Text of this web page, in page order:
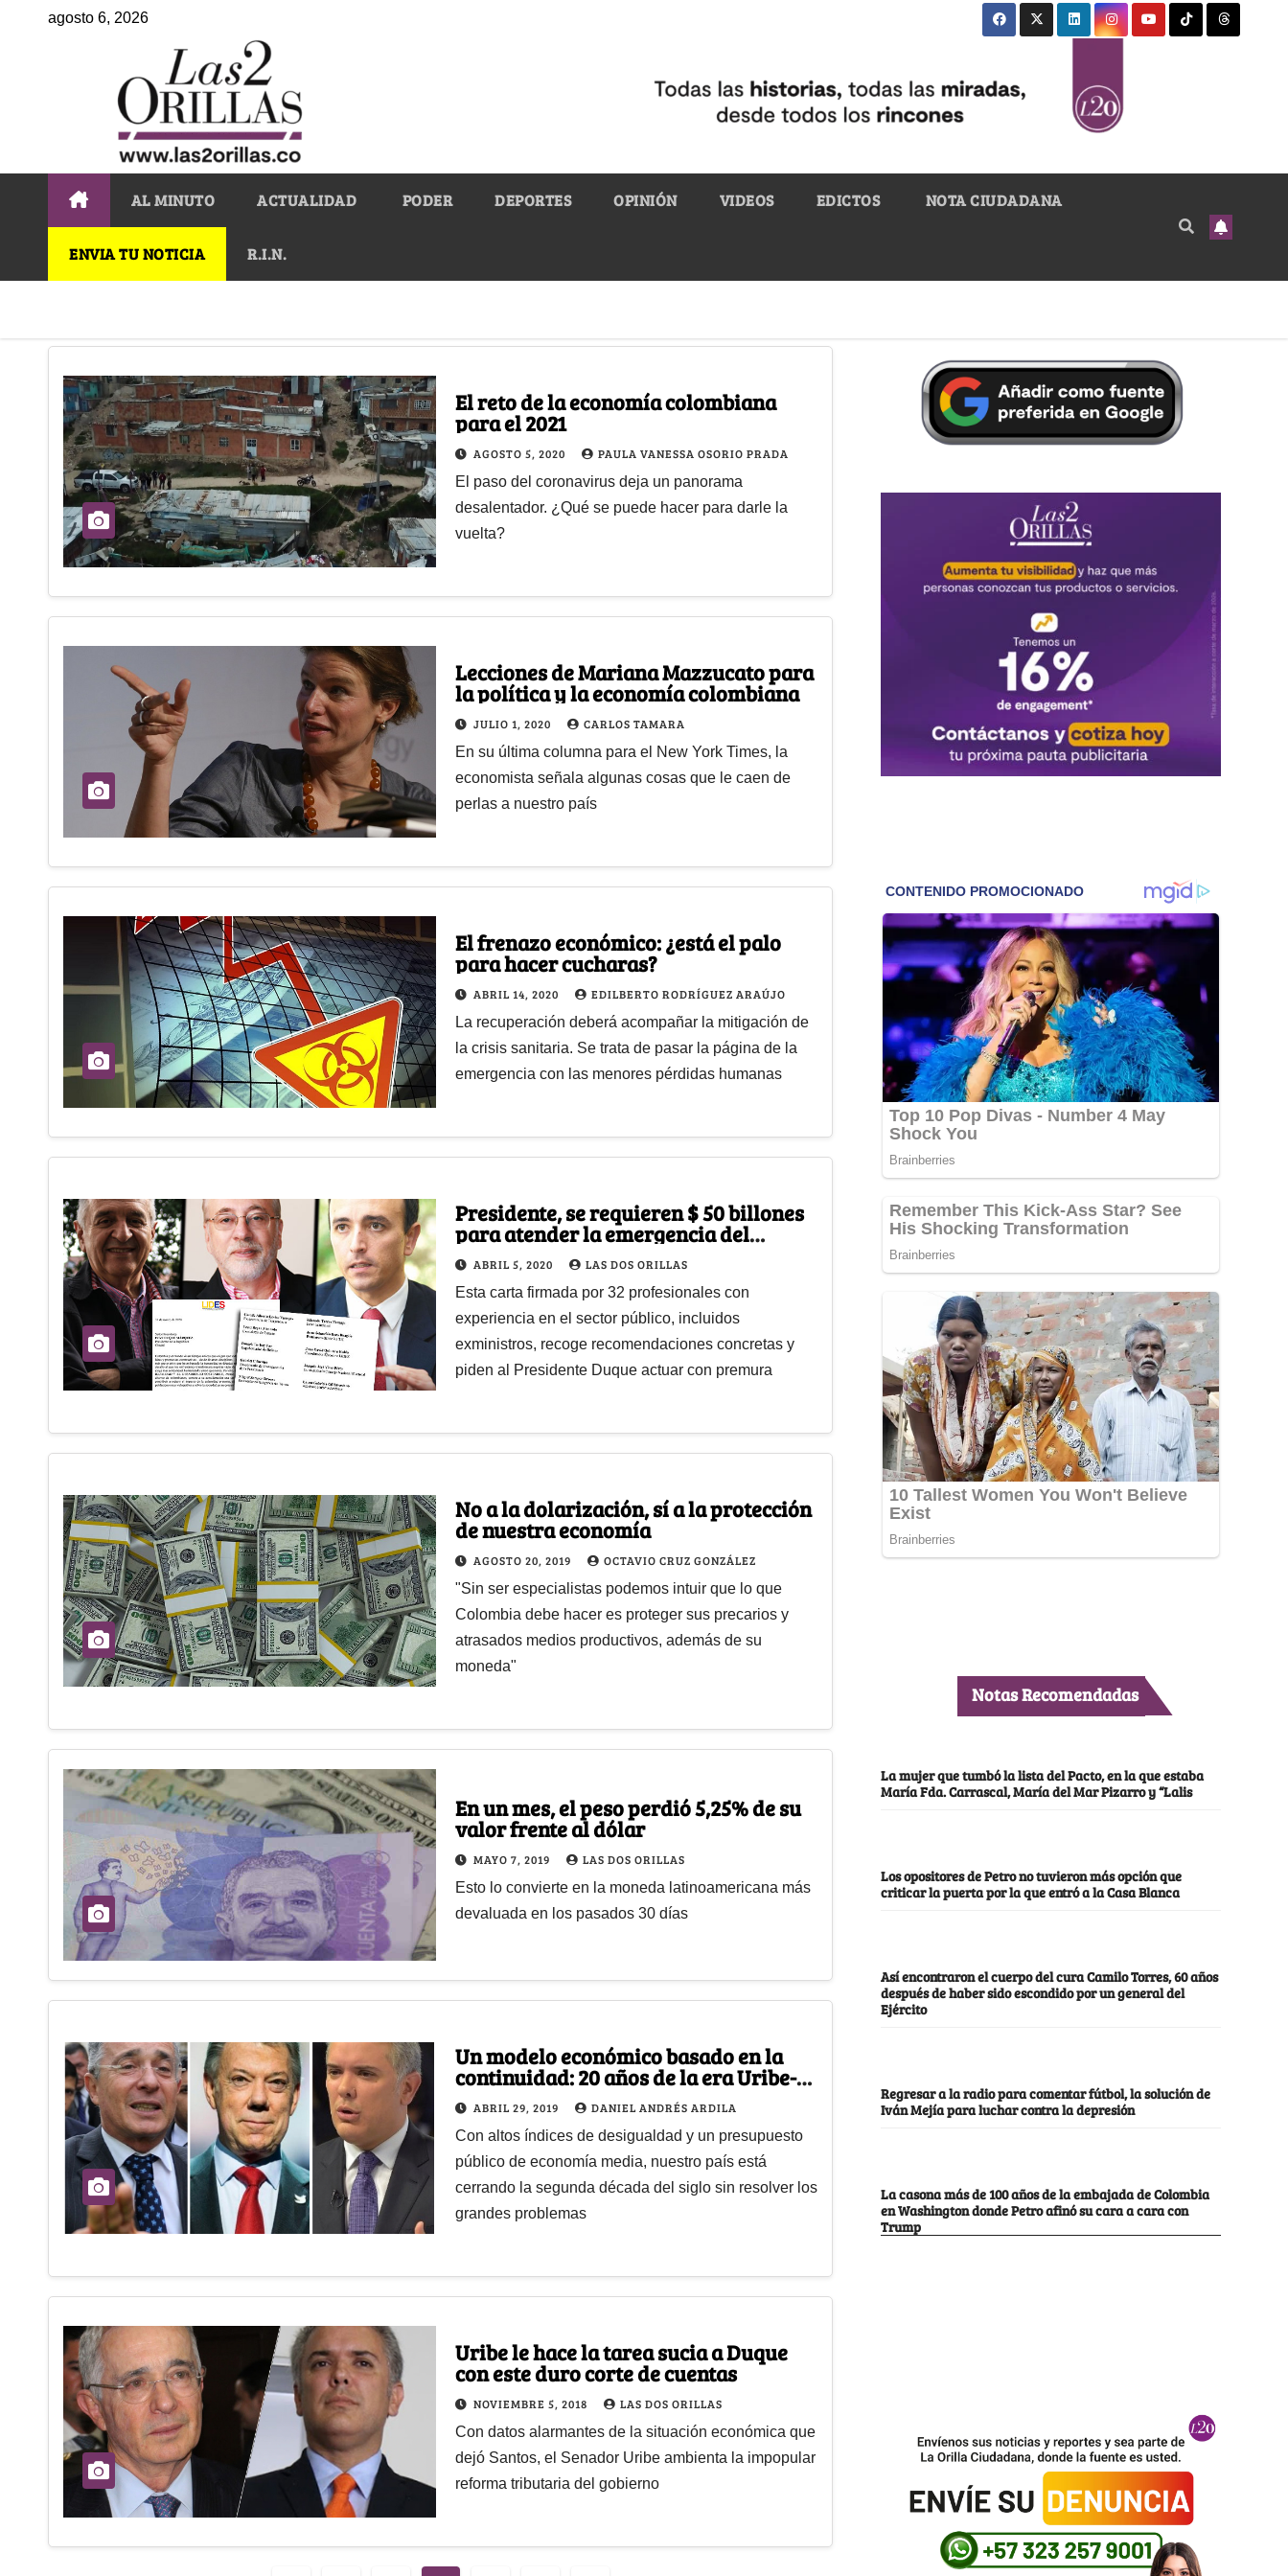
agosto 6, 2026
AL MINUTO ACTUALIDAD PODER DEPORTES OPINIÓN VIDEOS EDICTOS NOTA CIUDADANA
ENVIA TU NOTICIA R.I.N.
El reto de la economía colombiana
para el 2021
AGOSTO 5, 2020 PAULA VANESSA OSORIO PRADA
El paso del coronavirus deja un panorama
desalentador. ¿Qué se puede hacer para darle la
vuelta?
Lecciones de Mariana Mazzucato para
la política y la economía colombiana
JULIO 1, 2020 CARLOS TAMARA
En su última columna para el New York Times, la
economista señala algunas cosas que le caen de
perlas a nuestro país
El frenazo económico: ¿está el palo
para hacer cucharas?
ABRIL 14, 2020 EDILBERTO RODRÍGUEZ ARAÚJO
La recuperación deberá acompañar la mitigación de
la crisis sanitaria. Se trata de pasar la página de la
emergencia con las menores pérdidas humanas
Presidente, se requieren $ 50 billones
para atender la emergencia del
coronavirus
ABRIL 5, 2020 LAS DOS ORILLAS
Esta carta firmada por 32 profesionales con
experiencia en el sector público, incluidos
exministros, recoge recomendaciones concretas y
piden al Presidente Duque actuar con premura
No a la dolarización, sí a la protección
de nuestra economía
AGOSTO 20, 2019 OCTAVIO CRUZ GONZÁLEZ
"Sin ser especialistas podemos intuir que lo que
Colombia debe hacer es proteger sus precarios y
atrasados medios productivos, además de su
moneda"
En un mes, el peso perdió 5,25% de su
valor frente al dólar
MAYO 7, 2019 LAS DOS ORILLAS
Esto lo convierte en la moneda latinoamericana más
devaluada en los pasados 30 días
Un modelo económico basado en la
continuidad: 20 años de la era Uribe-
Santos-Duque
ABRIL 29, 2019 DANIEL ANDRÉS ARDILA
Con altos índices de desigualdad y un presupuesto
público de economía media, nuestro país está
cerrando la segunda década del siglo sin resolver los
grandes problemas
Uribe le hace la tarea sucia a Duque
con este duro corte de cuentas
NOVIEMBRE 5, 2018 LAS DOS ORILLAS
Con datos alarmantes de la situación económica que
dejó Santos, el Senador Uribe ambienta la impopular
reforma tributaria del gobierno
Notas Recomendadas
La mujer que tumbó la lista del Pacto, en la que estaba
María Fda. Carrascal, María del Mar Pizarro y “Lalis
Los opositores de Petro no tuvieron más opción que
criticar la puerta por la que entró a la Casa Blanca
Así encontraron el cuerpo del cura Camilo Torres, 60 años
después de haber sido escondido por un general del
Ejército
Regresar a la radio para comentar fútbol, la solución de
Iván Mejía para luchar contra la depresión
La casona más de 100 años de la embajada de Colombia
en Washington donde Petro afinó su cara a cara con
Trump